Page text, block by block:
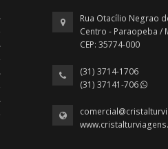
Rua Otacílio Negrao
Centro - Paraopeba /
CEP: 35774-000
(31) 3714-1706
(31) 37141-706